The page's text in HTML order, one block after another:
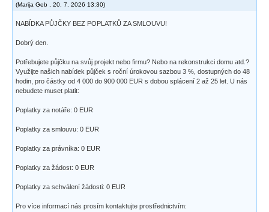
(Marija Geb 20. 7. 2026 13:30)
NABÍDKA PŮJČKY BEZ POPLATKŮ ZA SMLOUVU!
Dobrý den.
Potřebujete půjčku na svůj projekt nebo firmu? Nebo na rekonstrukci domu atd.?
Využijte našich nabídek půjček s roční úrokovou sazbou 3 %, dostupných do 48
hodin, pro částky od 4 000 do 900 000 EUR s dobou splácení 2 až 25 let. U nás
nebudete muset platit:
Poplatky za notáře: 0 EUR
Poplatky za smlouvu: 0 EUR
Poplatky za právníka: 0 EUR
Poplatky za žádost: 0 EUR
Poplatky za schválení žádosti: 0 EUR
Pro více informací nás prosím kontaktujte prostřednictvím: